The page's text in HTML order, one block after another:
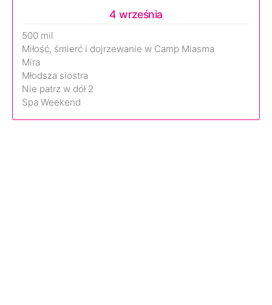
4 września
500 mil
Miłość, śmierć i dojrzewanie w Camp Miasma
Mira
Młodsza siostra
Nie patrz w dół 2
Spa Weekend